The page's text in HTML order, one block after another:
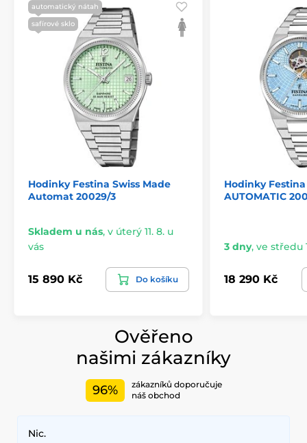
automatický nátah
safírové sklo
Hodinky Festina Swiss Made
Automat 20029/3
Skladem u nás, v úterý 11. 8. u
vás
15 890 Kč Do košíku
Hodinky Festina
AUTOMATIC
3 dny, ve středu
18 290 Kč
Ověřeno
našimi zákazníky
96%
zákazníků doporučuje
náš obchod
Nic.